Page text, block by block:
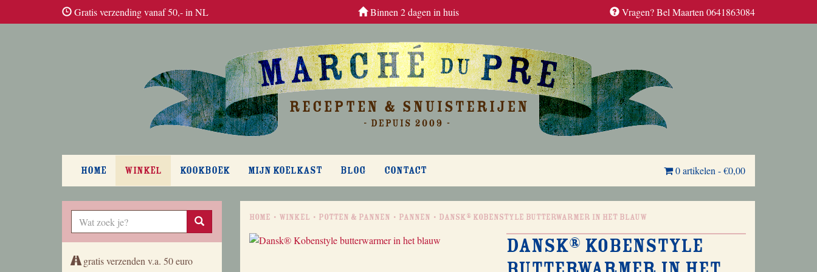
Gratis verzending vanaf 50,- in NL Binnen 2 dagen in huis Vragen? Bel Maarten 0641863084
HOME WINKEL KOOKBOEK MIJN KOELKAST BLOG CONTACT 0 artikelen -€0,00
Home Winkel Potten & Pannen Pannen Dansk® Kobenstyle butterwarmer in het blauw
Dansk® Kobenstyle
gratis verzenden v.a. 50 euro